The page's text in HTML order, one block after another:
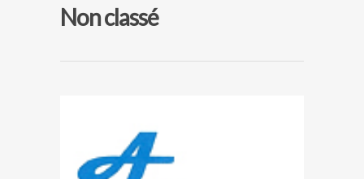
Non classé